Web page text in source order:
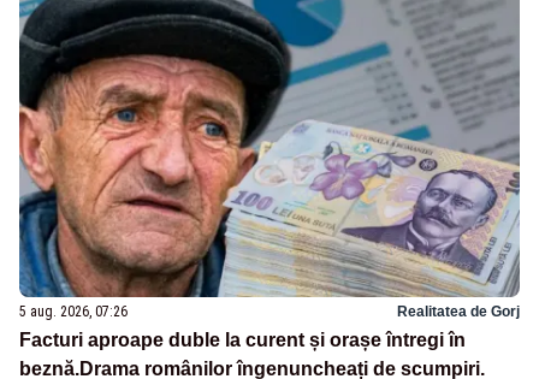
5 aug. 2026, 07:26 Realitatea de Gorj
Facturi aproape duble la curent și orașe întregi în
beznă.Drama românilor îngenuncheați de scumpiri.